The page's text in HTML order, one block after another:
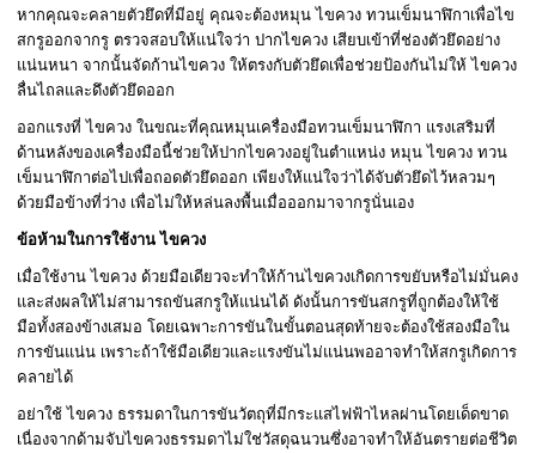
หากคุณจะคลายตัวยึดที่มีอยู่ คุณจะต้องหมุน ไขควง ทวนเข็มนาฬิกาเพื่อไข
สกรูออกจากรู ตรวจสอบให้แน่ใจว่า ปากไขควง เสียบเข้าที่ช่องตัวยึดอย่าง
แน่นหนา จากนั้นจัดก้านไขควง ให้ตรงกับตัวยึดเพื่อช่วยป้องกันไม่ให้ ไขควง
ลื่นไถลและดึงตัวยึดออก
ออกแรงที่ ไขควง ในขณะที่คุณหมุนเครื่องมือทวนเข็มนาฬิกา แรงเสริมที่
ด้านหลังของเครื่องมือนี้ช่วยให้ปากไขควงอยู่ในตำแหน่ง หมุน ไขควง ทวน
เข็มนาฬิกาต่อไปเพื่อถอดตัวยึดออก เพียงให้แน่ใจว่าได้จับตัวยึดไว้หลวมๆ
ด้วยมือข้างที่ว่าง เพื่อไม่ให้หล่นลงพื้นเมื่อออกมาจากรูนั่นเอง
ข้อห้ามในการใช้งาน ไขควง
เมื่อใช้งาน ไขควง ด้วยมือเดียวจะทำให้ก้านไขควงเกิดการขยับหรือไม่มั่นคง
และส่งผลให้ไม่สามารถขันสกรูให้แน่นได้ ดังนั้นการขันสกรูที่ถูกต้องให้ใช้
มือทั้งสองข้างเสมอ โดยเฉพาะการขันในขั้นตอนสุดท้ายจะต้องใช้สองมือใน
การขันแน่น เพราะถ้าใช้มือเดียวและแรงขันไม่แน่นพออาจทำให้สกรูเกิดการ
คลายได้
อย่าใช้ ไขควง ธรรมดาในการขันวัตถุที่มีกระแสไฟฟ้าไหลผ่านโดยเด็ดขาด
เนื่องจากด้ามจับไขควงธรรมดาไม่ใช่วัสดุฉนวนซึ่งอาจทำให้อันตรายต่อชีวิต